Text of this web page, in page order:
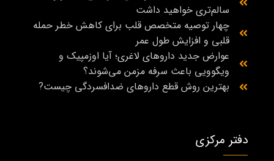
سالم‌تری خواهید داشت
چهار توصیه متخصص قلب برای کاهش خطر حمله
قلبی و افزایش طول عمر
عوارض جدید داروهای لاغری؛ آیا اوزمپیک و
ویگوویی باعث سرفه مزمن می‌شوند؟
بهترین روش قطع داروهای ضدافسردگی چیست?
دفتر مرکزی